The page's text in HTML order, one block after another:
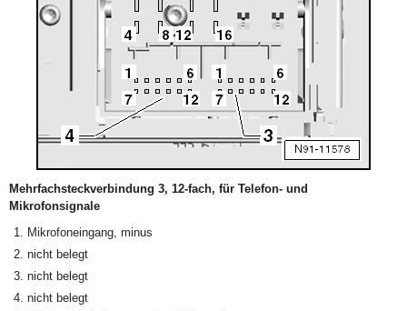
Mehrfachsteckverbindung 3, 12-fach, für Telefon- und
Mikrofonsignale
Mikrofoneingang, minus
nicht belegt
nicht belegt
nicht belegt